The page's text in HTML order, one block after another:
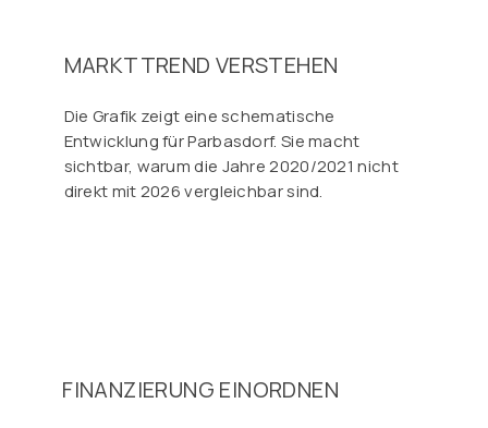
MARKTTREND VERSTEHEN
Die Grafik zeigt eine schematische
Entwicklung für Parbasdorf. Sie macht
sichtbar, warum die Jahre 2020/2021 nicht
direkt mit 2026 vergleichbar sind.
FINANZIERUNG EINORDNEN